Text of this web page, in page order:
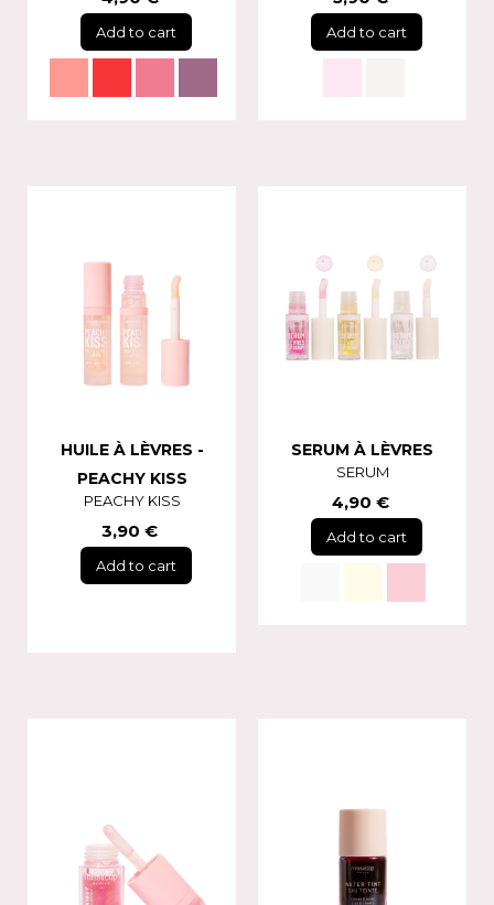
Add to cart Add to cart
HUILE À LÈVRES -
PEACHY KISS
PEACHY KISS
3,90 €
Add to cart
SERUM À LÈVRES
SERUM
4,90 €
Add to cart